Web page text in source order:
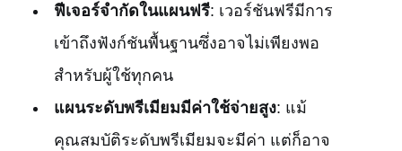
ฟีเจอร์จำกัดในแผนฟรี: เวอร์ชันฟรีมีการ
เข้าถึงฟังก์ชันพื้นฐานซึ่งอาจไม่เพียงพอ
สำหรับผู้ใช้ทุกคน
แผนระดับพรีเมียมมีค่าใช้จ่ายสูง: แม้
คุณสมบัติระดับพรีเมียมจะมีค่า แต่ก็อาจ